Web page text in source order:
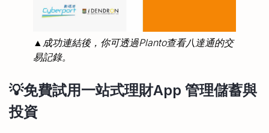
▲成功連結後，你可透過Planto查看八達通的交
易記錄。
💡免費試用一站式理財App 管理儲蓄與
投資